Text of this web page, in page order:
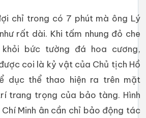
chỉ trong có 7 phút mà ông Lý
rất dài. Khi tấm nhung đỏ che
bức tường đá hoa cương,
coi là kỷ vật của Chủ tịch Hồ
dục thể thao hiện ra trên mặt
trang trọng của bảo tàng. Hình
Minh ân cần chỉ bảo động tác